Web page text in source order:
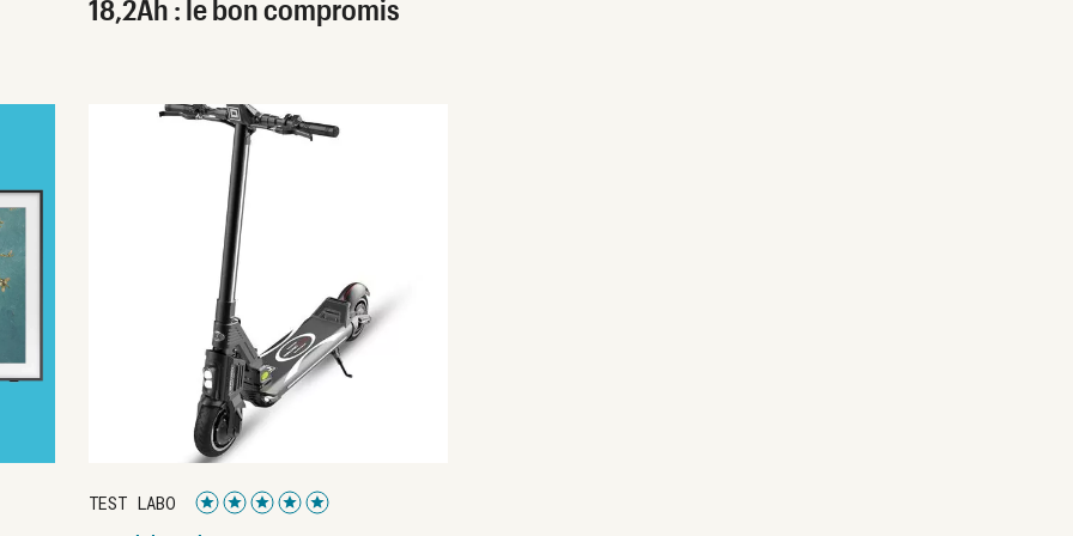
18,2Ah : le bon compromis
TEST LABO